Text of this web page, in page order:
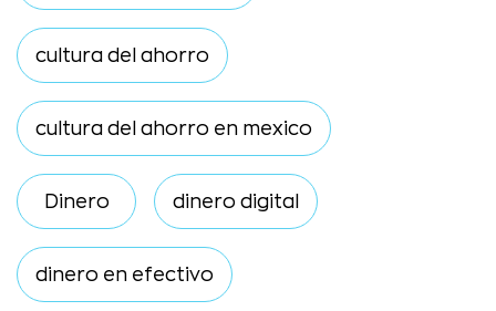
cultura del ahorro
cultura del ahorro en mexico
Dinero dinero digital
dinero en efectivo